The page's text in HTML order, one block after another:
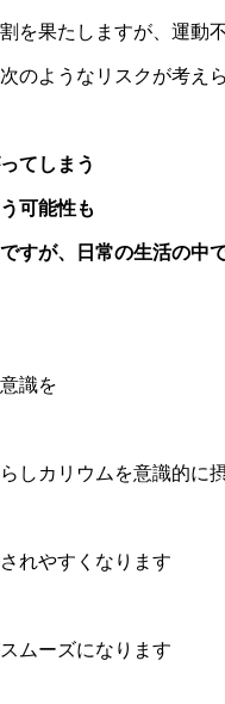
を果たしますが、運動
のようなリスクが考え
てしまう
可能性も
すが、日常の生活の中
識を
しカリウムを意識的に
れやすくなります
ムーズになります